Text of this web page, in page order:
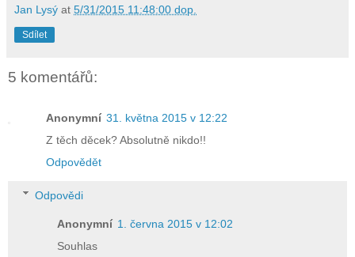
Jan Lysý at 5/31/2015 11:48:00 dop.
Sdílet
5 komentářů:
Anonymní 31. května 2015 v 12:22
Z těch děcek? Absolutně nikdo!!
Odpovědět
Odpovědi
Anonymní 1. června 2015 v 12:02
Souhlas